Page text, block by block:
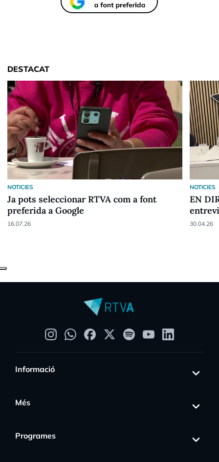
DESTACAT
NOTICIES
Ja pots seleccionar RTVA com a font
preferida a Google
16.07.26
NOTICIES
EN
30.04.26
Informació
Més
Programes